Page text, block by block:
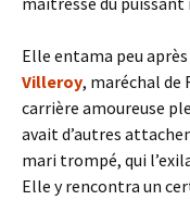
Elle entama peu après
Villeroy, maréchal de
carrière amoureuse
avait d’autres
mari trompé, qui
Elle y rencontra un